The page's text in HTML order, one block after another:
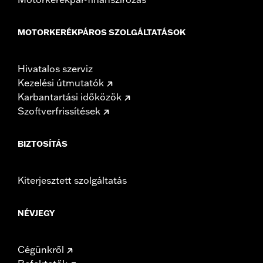
MOTORKERÉKPÁROS SZOLGÁLTATÁSOK
Hivatalos szerviz
Kezelési útmutatók
Karbantartási időközök
Szoftverfrissítések
BIZTOSÍTÁS
Kiterjesztett szolgáltatás
NÉVJEGY
Cégünkről